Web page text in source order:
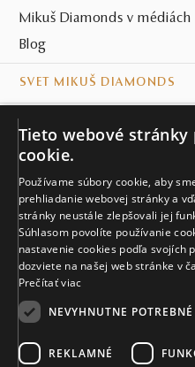
Mikuš Diamonds v médiách
Blog
SVET MIKUŠ DIAMONDS
KONTAKT
Naše klenotníctva
Sídlo spoločnosti
© MIKUŠ DIAMONDS, A.S.
Tieto webové
cookie.
Používame súbory cookie, aby
prehliadanie webovej stránky a
stránky neustále zlepšovali jej
Súhlasom povolíte používanie
nastavenie cookies podľa svojích
dozviete na našej web stránke v
Prečítať viac
NEVYHNUTNE POTREBNÉ
REKLAMNÉ